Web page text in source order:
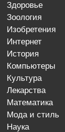
здоровье
зоология
изобретения
интернет
история
компьютеры
культура
лекарства
математика
мода и стиль
наука